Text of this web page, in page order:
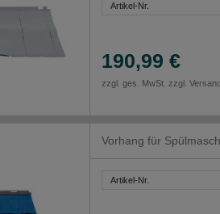
Artikel-Nr.
190,99 €
zzgl. ges. MwSt. zzgl.
Vorhang für
Artikel-Nr.